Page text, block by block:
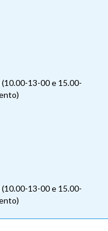
13-00 e 15.00-
13-00 e 15.00-